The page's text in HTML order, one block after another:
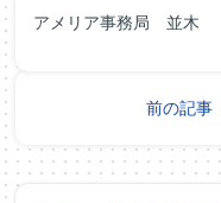
アメリア事務局 並木
前の記事